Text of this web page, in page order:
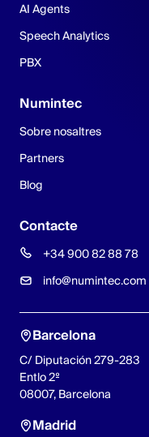
AI Agents
Speech Analytics
PBX
Numintec
Sobre nosaltres
Partners
Blog
Contacte
+34 900 82 88 78
info@numintec.com
Barcelona
C/ Diputación 279-283
Entlo 2º
08007, Barcelona
Madrid